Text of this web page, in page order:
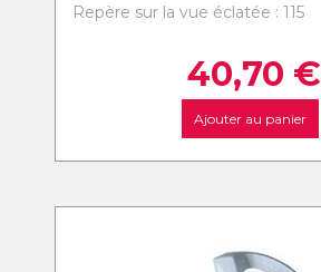
Repère sur la vue éclatée : 115
40,70 €
Ajouter au panier